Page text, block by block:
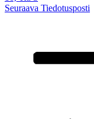
Seuraava
Seuraava Tiedotusposti